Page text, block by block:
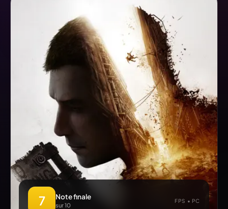
7 Note finale
sur 10
FPS • PC